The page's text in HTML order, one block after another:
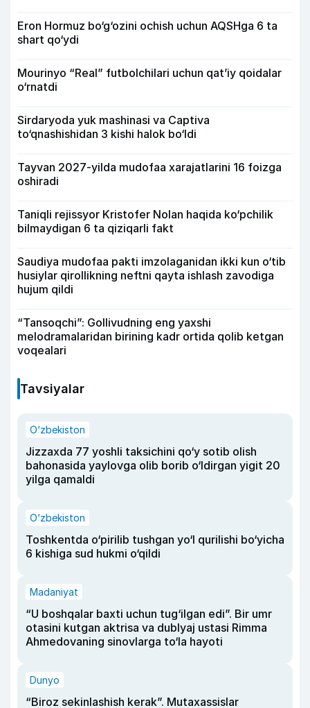
Eron Hormuz bo‘g‘ozini ochish uchun AQSHga 6 ta
shart qo‘ydi
Mourinyo “Real” futbolchilari uchun qat’iy qoidalar
o‘rnatdi
Sirdaryoda yuk mashinasi va Captiva
to‘qnashishidan 3 kishi halok bo‘ldi
Tayvan 2027-yilda mudofaa xarajatlarini 16 foizga
oshiradi
Taniqli rejissyor Kristofer Nolan haqida ko‘pchilik
bilmaydigan 6 ta qiziqarli fakt
Saudiya mudofaa pakti imzolaganidan ikki kun o‘tib
husiylar qirollikning neftni qayta ishlash zavodiga
hujum qildi
“Tansoqchi”: Gollivudning eng yaxshi
melodramalaridan birining kadr ortida qolib ketgan
voqealari
Tavsiyalar
O‘zbekiston
Jizzaxda 77 yoshli taksichini qo‘y sotib olish
bahonasida yaylovga olib borib o‘ldirgan yigit 20
yilga qamaldi
O‘zbekiston
Toshkentda o‘pirilib tushgan yo‘l qurilishi bo‘yicha
6 kishiga sud hukmi o‘qildi
Madaniyat
“U boshqalar baxti uchun tug‘ilgan edi”. Bir umr
otasini kutgan aktrisa va dublyaj ustasi Rimma
Ahmedovaning sinovlarga to‘la hayoti
Dunyo
“Biroz sekinlashish kerak”. Mutaxassislar